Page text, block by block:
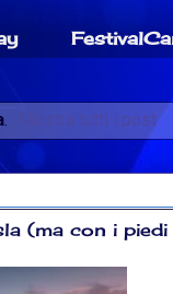
. Mostra tutti i post
(ma con i